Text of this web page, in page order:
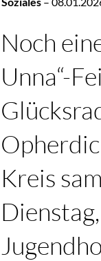
Noch
Unna“-
Kreis